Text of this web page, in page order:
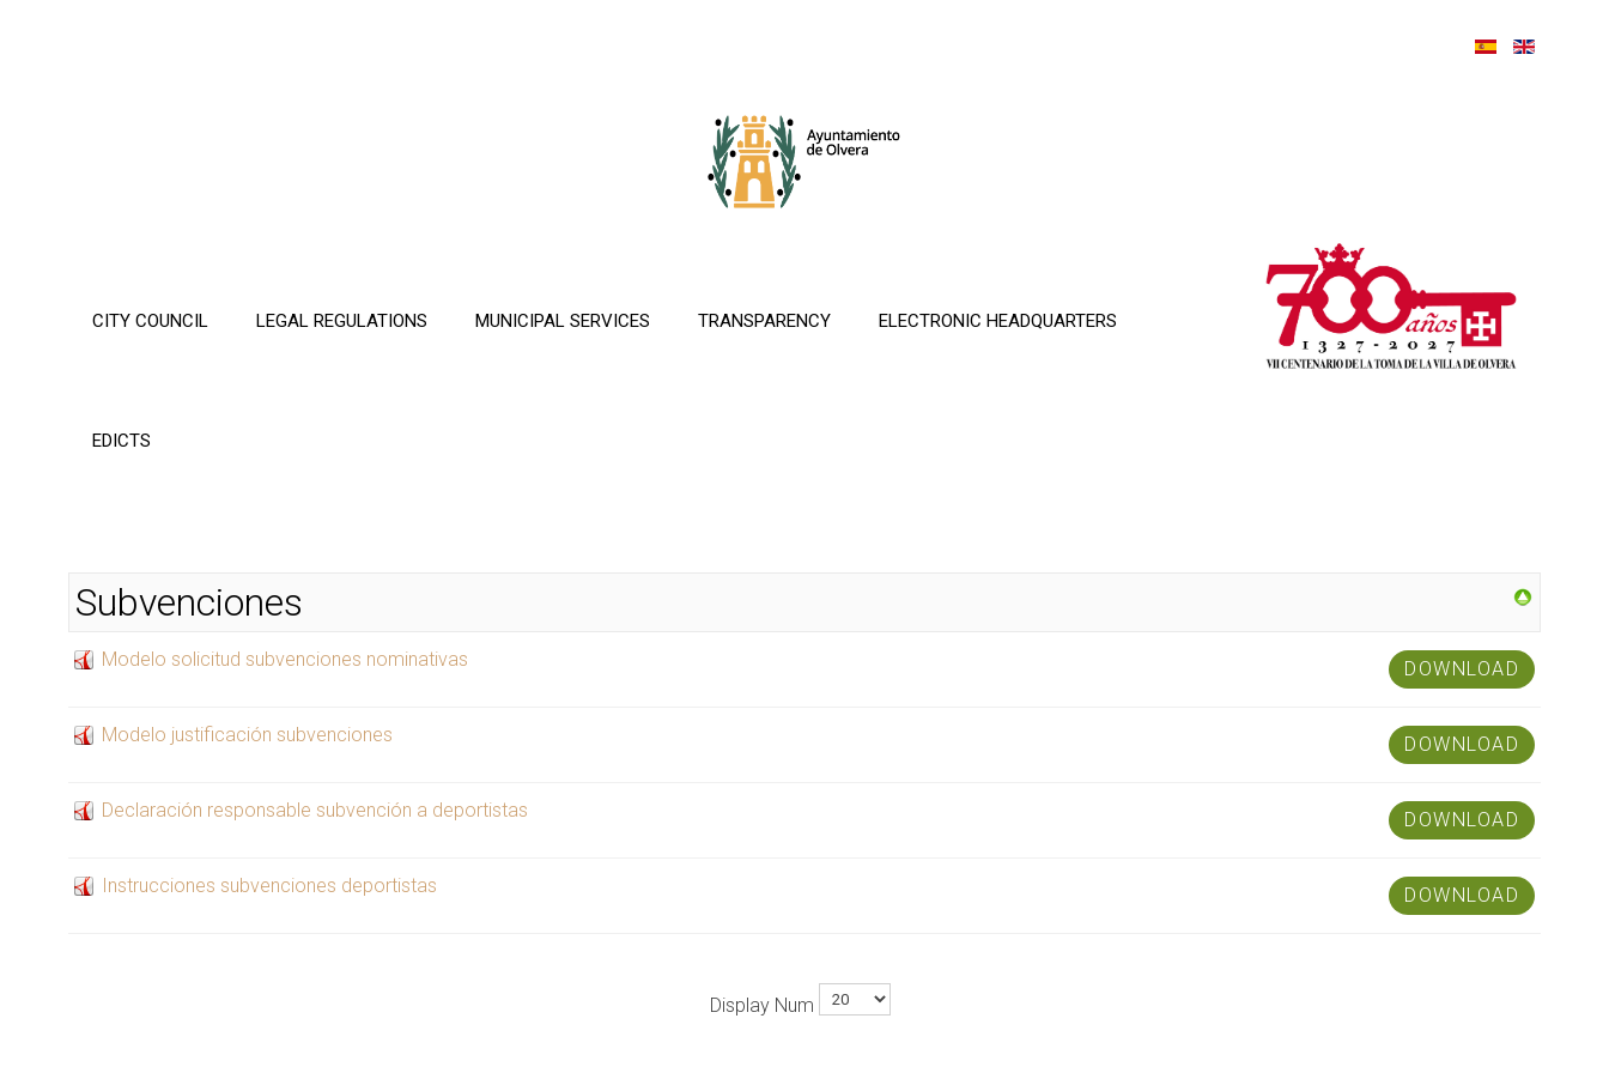
CITY COUNCIL LEGAL REGULATIONS MUNICIPAL SERVICES TRANSPARENCY ELECTRONIC HEADQUARTERS
EDICTS
Subvenciones
Modelo solicitud subvenciones nominativas DOWNLOAD
Modelo justificación subvenciones DOWNLOAD
Declaración responsable subvención a deportistas DOWNLOAD
Instrucciones subvenciones deportistas DOWNLOAD
Display Num